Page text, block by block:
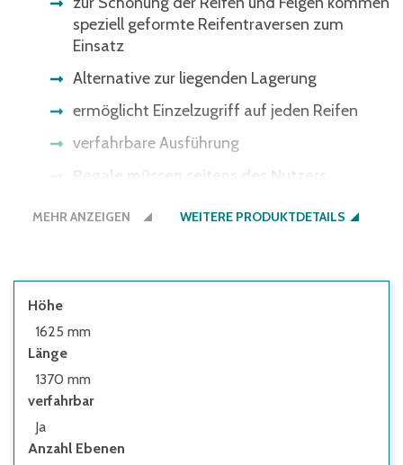
speziell geformte Reifentraversen zum
Einsatz
Alternative zur liegenden Lagerung
ermöglicht Einzelzugriff auf jeden Reifen
verfahrbare Ausführung
Regale müssen seitens des Nutzers
werden:
im Verhältnis zur Regaltiefe größer 5:1 ist
werden, deren Höhen-/Tiefenverhältnis
Elementen (z.B. Schubladen) und Regale mit
MEHR ANZEIGEN WEITERE PRODUKTDETAILS
Höhe
1625 mm
Länge
1370 mm
verfahrbar
Ja
Anzahl Ebenen